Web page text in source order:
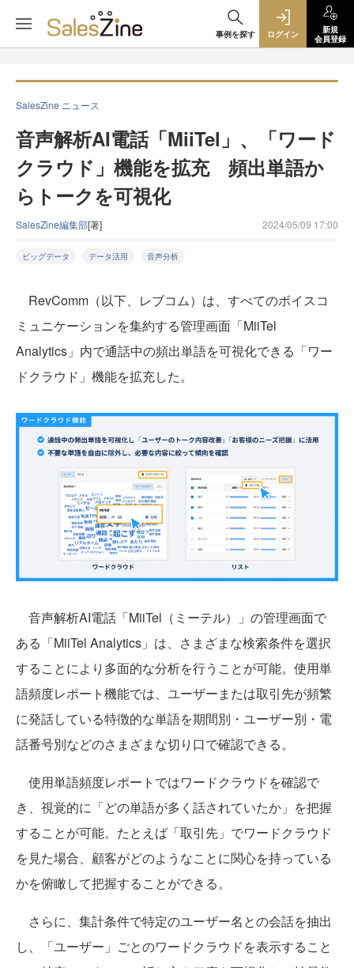
事例を探す ログイン
新規
会員登録
SalesZine ニュース
音声解析AI電話「MiiTel」、「ワード
クラウド」機能を拡充 頻出単語か
らトークを可視化
SalesZine編集部[著] 2024/05/09 17:00
ビッグデータ データ活用 音声分析
RevComm（以下、レブコム）は、すべてのボイスコ
ミュニケーションを集約する管理画面「MiiTel
Analytics」内で通話中の頻出単語を可視化できる「ワー
ドクラウド」機能を拡充した。
音声解析AI電話「MiiTel（ミーテル）」の管理画面で
ある「MiiTel Analytics」は、さまざまな検索条件を選択
することにより多面的な分析を行うことが可能。使用単
語頻度レポート機能では、ユーザーまたは取引先が頻繁
に発話している特徴的な単語を期間別・ユーザー別・電
話番号別などのさまざまな切り口で確認できる。
使用単語頻度レポートではワードクラウドを確認で
き、視覚的に「どの単語が多く話されていたか」を把握
することが可能。たとえば「取引先」でワードクラウド
を見た場合、顧客がどのようなことに関心を持っている
かを俯瞰して把握することができる。
さらに、集計条件で特定のユーザー名との会話を抽出
し、「ユーザー」ごとのワードクラウドを表示すること